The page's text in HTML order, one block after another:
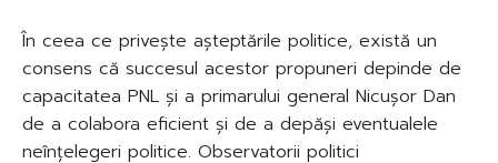
În ceea ce privește așteptările politice, există un
consens că succesul acestor propuneri depinde de
capacitatea PNL și a primarului general Nicușor Dan
de a colabora eficient și de a depăși eventualele
neînțelegeri politice. Observatorii politici